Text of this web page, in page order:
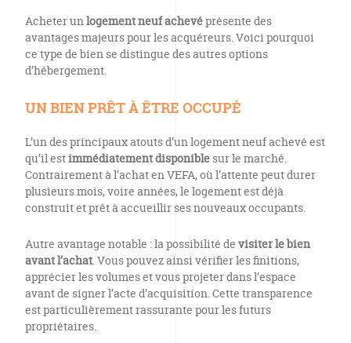
Acheter unlogement neuf achevéprésente des
avantages majeurs pour les acquéreurs. Voici pourquoi
ce type de bien se distingue des autres options
d’hébergement.
UN BIEN PRÊT À ÊTRE OCCUPÉ
L’un des principaux atouts d’un logement neuf achevé est
qu’il estimmédiatement disponible sur le marché.
Contrairement à l’achat en VEFA, où l’attente peut durer
plusieurs mois, voire années, le logement est déjà
construit et prêt à accueillir ses nouveaux occupants.
Autre avantage notable : la possibilité de visiter le bien
avant l’achat. Vous pouvez ainsi vérifier les finitions,
apprécier les volumes et vous projeter dans l’espace
avant de signer l’acte d’acquisition. Cette transparence
est particulièrement rassurante pour les futurs
propriétaires.